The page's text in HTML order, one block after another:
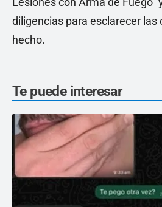
diligencias para esclarecer las
hecho.
Te puede interesar